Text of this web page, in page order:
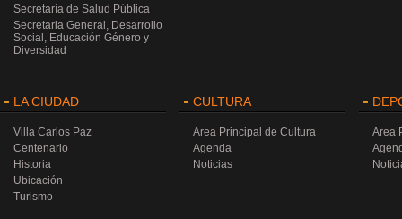
Secretaría de Salud Pública
Secretaria General, Desarrollo
Social, Educación Género y
Diversidad
LA CIUDAD
Villa Carlos Paz
Centenario
Historia
Ubicación
Turismo
CULTURA
Area Principal de Cultura
Agenda
Noticias
Area